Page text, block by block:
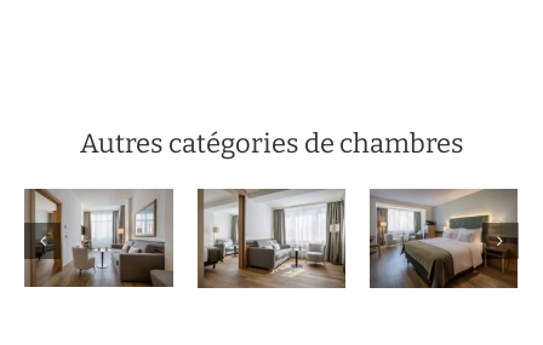
Autres catégories de chambres
Suite
premium
Chambre
double
premium
Chambre
familiale
deluxe